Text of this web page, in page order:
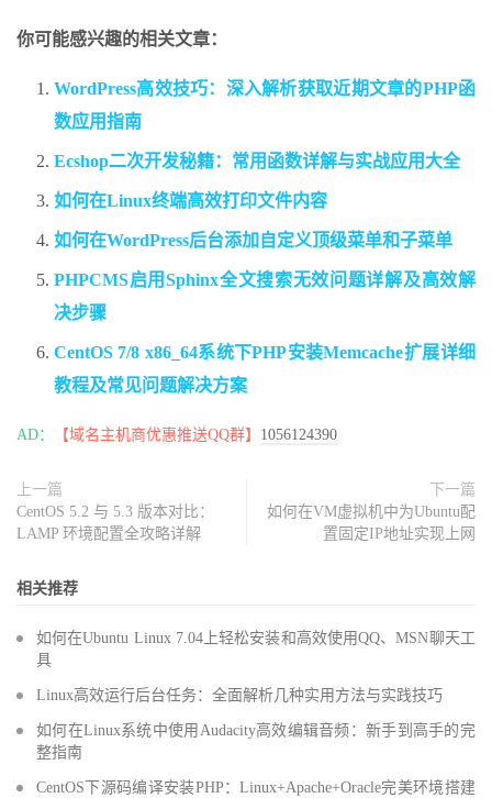
你可能感兴趣的相关文章：
WordPress高效技巧：深入解析获取近期文章的PHP函
数应用指南
Ecshop二次开发秘籍：常用函数详解与实战应用大全
如何在Linux终端高效打印文件内容
如何在WordPress后台添加自定义顶级菜单和子菜单
PHPCMS启用Sphinx全文搜索无效问题详解及高效解
决步骤
CentOS 7/8 x86_64系统下PHP安装Memcache扩展详细
教程及常见问题解决方案
AD： 【域名主机商优惠推送QQ群】 1056124390
上一篇
CentOS 5.2 与 5.3 版本对比：
LAMP 环境配置全攻略详解
下一篇
如何在VM虚拟机中为Ubuntu配
置固定IP地址实现上网
相关推荐
如何在Ubuntu Linux 7.04上轻松安装和高效使用QQ、MSN聊天工
具
Linux高效运行后台任务：全面解析几种实用方法与实践技巧
如何在Linux系统中使用Audacity高效编辑音频：新手到高手的完
整指南
CentOS下源码编译安装PHP：Linux+Apache+Oracle完美环境搭建